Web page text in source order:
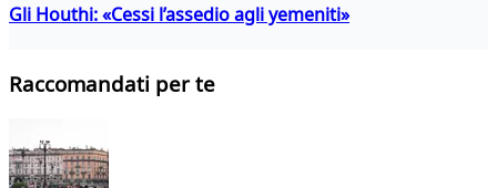
Gli Houthi: «Cessi l’assedio agli yemeniti»
Raccomandati per te